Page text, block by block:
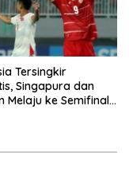
Tersingkir
Singapura dan
Melaju ke Semifinal